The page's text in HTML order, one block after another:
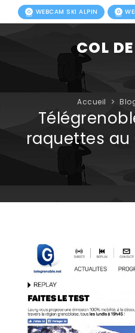
WEBCAM SKI ALPIN
COL
ACTIVITÉS HIVER
FORFAITS
Accueil
raquettes au